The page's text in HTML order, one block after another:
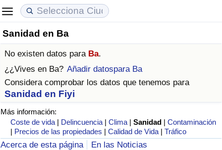
Sanidad en Ba
No existen datos para Ba.
¿¿Vives en Ba? Añadir datospara Ba
Considera comprobar los datos que tenemos para
Sanidad en Fiyi
Más información:
Coste de vida | Delincuencia |Clima |Sanidad |Contaminación
| Precios de las propiedades |Calidad de Vida |Tráfico
Acerca de esta página
En las Noticias
Coste de vida
Índice de Costo de Vida
Índice de costo de vida por país
en aqaba
Precios de las propiedades
Índice de Precios de Inmuebles
Índice de Precios de Inmuebles por País
Calidad de Vida
Índice de Calidad de Vida (Actual)
Índice de calidad de vida por país
Delincuencia